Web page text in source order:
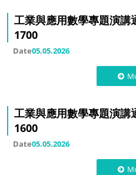
工業與應用數學專題演講
1700
Date05.05.2026
工業與應用數學專題演講
1600
Date05.05.2026